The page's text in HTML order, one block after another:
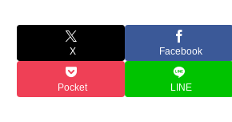
X Facebook
Pocket LINE